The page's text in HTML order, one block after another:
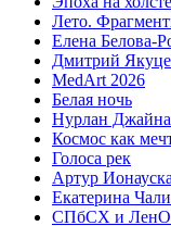
Лето.
Елена Белова-
Дмитрий
MedArt 2026
Белая ночь
Нурлан
Космос как
Голоса рек
Артур
Екатерина
СПбСХ и